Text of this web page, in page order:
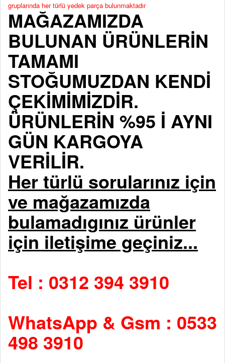
gruplarında her türlü yedek parça bulunmaktadır
MAĞAZAMIZDA
BULUNAN ÜRÜNLERİN
TAMAMI
STOĞUMUZDAN KENDİ
ÇEKİMİMİZDİR.
ÜRÜNLERİN %95 İ AYNI
GÜN KARGOYA
VERİLİR.
Her türlü sorularınız için
ve mağazamızda
bulamadıgınız ürünler
için iletişime geçiniz...
Tel : 0312 394 3910
WhatsApp & Gsm : 0533
498 3910